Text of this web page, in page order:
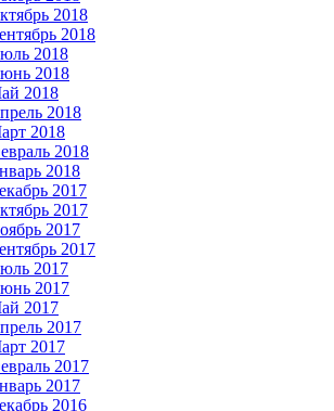
2018
2018
2018
2018
2018
2018
2018
2018
2018
2017
2017
2017
2017
2017
2017
2017
2017
2017
2017
2017
2016